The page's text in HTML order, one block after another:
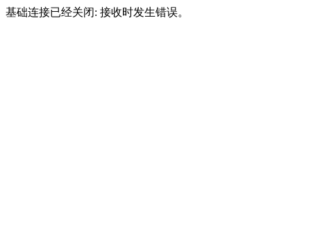
基础连接已经关闭: 接收时发生错误。